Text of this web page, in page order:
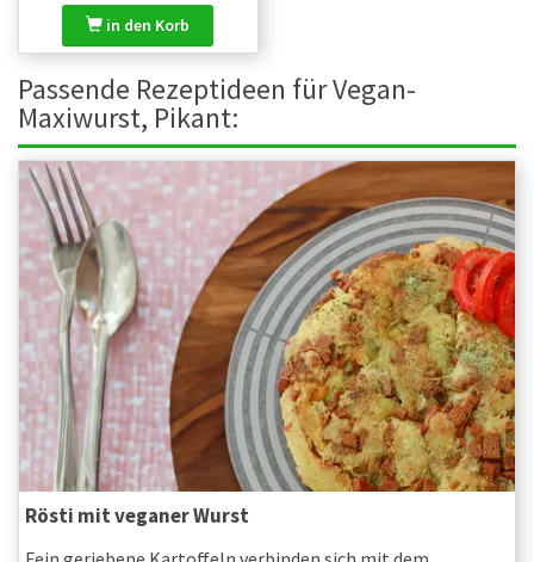
in den Korb
Passende Rezeptideen für Vegan-
Maxiwurst, Pikant:
Rösti mit veganer Wurst